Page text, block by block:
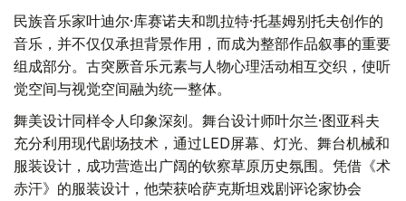
民族音乐家叶迪尔·库赛诺夫和凯拉特·托基姆别托夫创作的
音乐，并不仅仅承担背景作用，而成为整部作品叙事的重要
组成部分。古突厥音乐元素与人物心理活动相互交织，使听
觉空间与视觉空间融为统一整体。
舞美设计同样令人印象深刻。舞台设计师叶尔兰·图亚科夫
充分利用现代剧场技术，通过LED屏幕、灯光、舞台机械和
服装设计，成功营造出广阔的钦察草原历史氛围。凭借《术
赤汗》的服装设计，他荣获哈萨克斯坦戏剧评论家协会